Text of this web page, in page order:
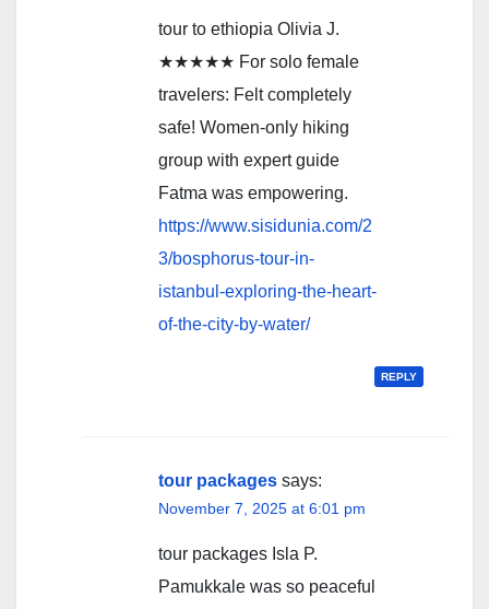
tour to ethiopia Olivia J.
★★★★★ For solo female
travelers: Felt completely
safe! Women-only hiking
group with expert guide
Fatma was empowering.
https://www.sisidunia.com/2
3/bosphorus-tour-in-
istanbul-exploring-the-heart-
of-the-city-by-water/
REPLY
tour packages says:
November 7, 2025 at 6:01 pm
tour packages Isla P.
Pamukkale was so peaceful